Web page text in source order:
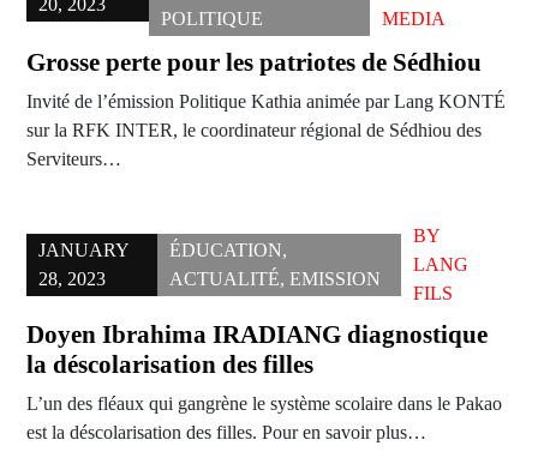
20, 2023
POLITIQUE
MEDIA
Grosse perte pour les patriotes de Sédhiou
Invité de l’émission Politique Kathia animée par Lang KONTÉ
sur la RFK INTER, le coordinateur régional de Sédhiou des
Serviteurs…
JANUARY
28, 2023
ÉDUCATION,
ACTUALITÉ,EMISSION
BY
LANG
FILS
Doyen Ibrahima IRADIANG diagnostique
la déscolarisation des filles
L’un des fléaux qui gangrène le système scolaire dans le Pakao
est la déscolarisation des filles. Pour en savoir plus…